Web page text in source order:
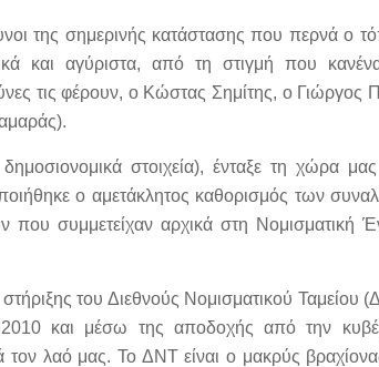
της σημερινής κατάστασης που περνά ο
και αγύριστα, από τη στιγμή που
τις φέρουν, ο Κώστας Σημίτης, ο Γιώργος
στοιχεία), ένταξε τη χώρα
ο αμετάκλητος καθορισμός των
συμμετείχαν αρχικά στη Νομισματική
του Διεθνούς Νομισματικού Ταμείου
και μέσω της αποδοχής από την
τον λαό μας. Το ΔΝΤ είναι ο μακρύς